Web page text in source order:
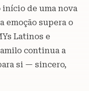
início de uma nova
emoção supera o
Latinos e
continua a
si — sincero,